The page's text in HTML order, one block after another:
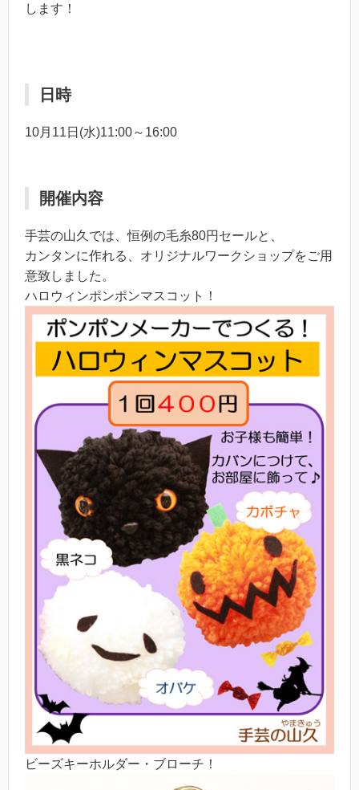
します！
日時
10月11日(水)11:00～16:00
開催内容
手芸の山久では、恒例の毛糸80円セールと、
カンタンに作れる、オリジナルワークショップをご用
意致しました。
ハロウィンポンポンマスコット！
ビーズキーホルダー・ブローチ！